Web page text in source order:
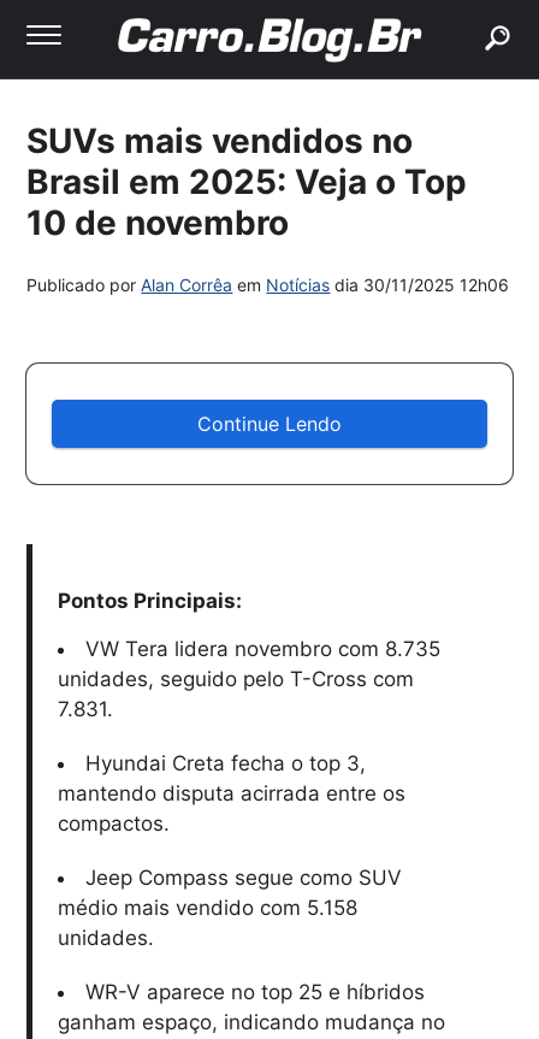
SUVs mais vendidos no
Brasil em 2025: Veja o Top
10 de novembro
Publicado porAlan Corrêa em Notícias dia 30/11/2025 12h06
Continue Lendo
Pontos Principais:
VW Tera lidera novembro com 8.735
unidades, seguido pelo T-Cross com
7.831.
Hyundai Creta fecha o top 3,
mantendo disputa acirrada entre os
compactos.
Jeep Compass segue como SUV
médio mais vendido com 5.158
unidades.
WR-V aparece no top 25 e híbridos
ganham espaço, indicando mudança no